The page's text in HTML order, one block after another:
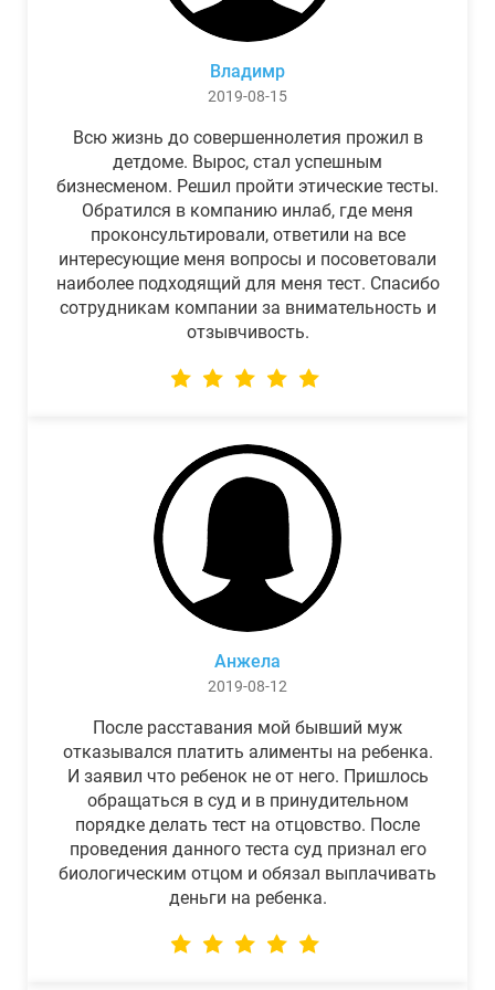
Владимр
2019-08-15
Всю жизнь до совершеннолетия прожил в
детдоме. Вырос, стал успешным
бизнесменом. Решил пройти этические тесты.
Обратился в компанию инлаб, где меня
проконсультировали, ответили на все
интересующие меня вопросы и посоветовали
наиболее подходящий для меня тест. Спасибо
сотрудникам компании за внимательность и
отзывчивость.
Анжела
2019-08-12
После расставания мой бывший муж
отказывался платить алименты на ребенка.
И заявил что ребенок не от него. Пришлось
обращаться в суд и в принудительном
порядке делать тест на отцовство. После
проведения данного теста суд признал его
биологическим отцом и обязал выплачивать
деньги на ребенка.